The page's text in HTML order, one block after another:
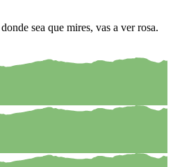
sea que mires, vas a ver rosa.